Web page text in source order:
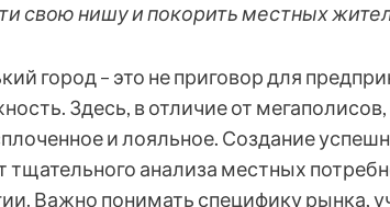
свою нишу и покорить местных
город – это не приговор для
Здесь, в отличие от
и лояльное. Создание
тщательного анализа местных
Важно понимать специфику рынка,